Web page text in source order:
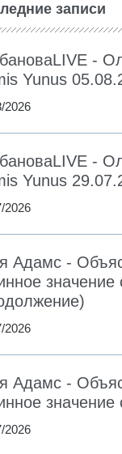
записи
-
Yunus
2026
-
Yunus
2026
Адамс -
значение
2026
Адамс -
значение
2026